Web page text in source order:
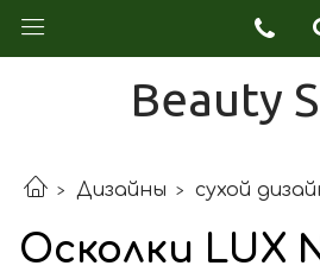
Beauty
Дизайны сухой
Осколки LUX